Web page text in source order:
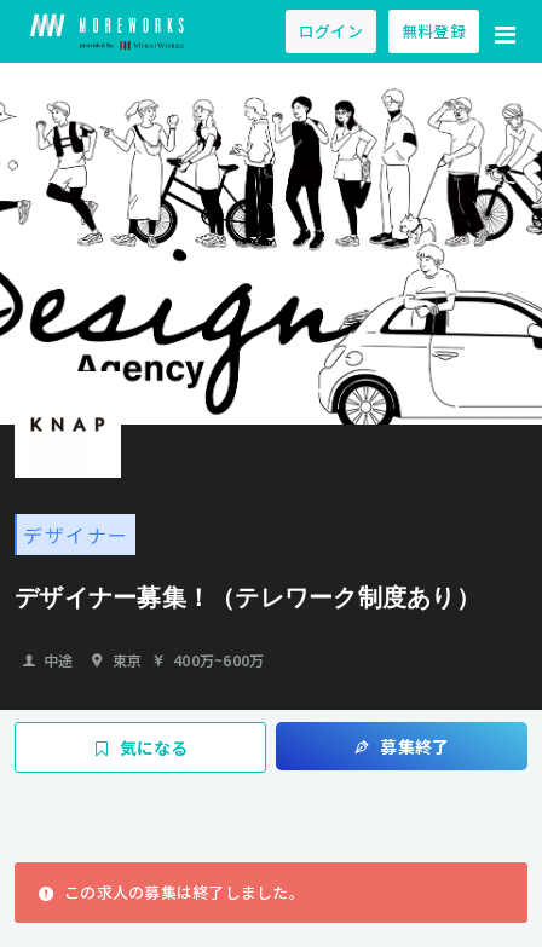
ログイン 無料登録
デザイナー
デザイナー募集！（テレワーク制度あり）
中途 東京 400万~600万
気になる 募集終了
この求人の募集は終了しました。